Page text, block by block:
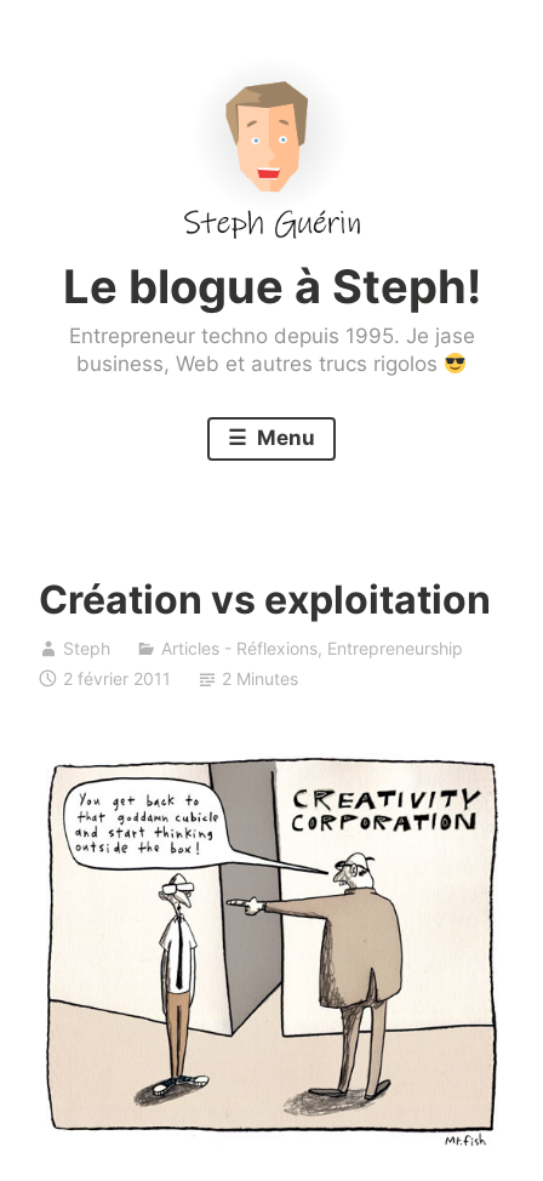
Le blogue à Steph!
Entrepreneur techno depuis 1995. Je jase
business, Web et autres trucs rigolos
Menu
Création vs exploitation
Steph Articles - Réflexions, Entrepreneurship
2 février 2011
2 Minutes